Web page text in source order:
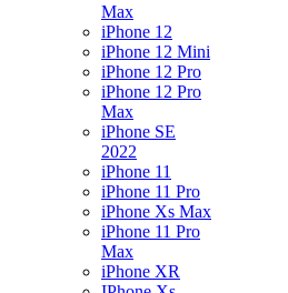
Max
iPhone 12
iPhone 12 Mini
iPhone 12 Pro
iPhone 12 Pro
Max
iPhone SE
2022
iPhone 11
iPhone 11 Pro
iPhone Xs Max
iPhone 11 Pro
Max
iPhone XR